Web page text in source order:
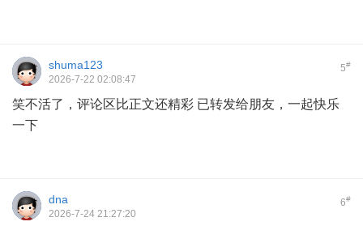
5#
shuma123
2026-7-22 02:08:47
笑不活了，评论区比正文还精彩 已转发给朋友，一起快乐
一下
6#
dna
2026-7-24 21:27:20